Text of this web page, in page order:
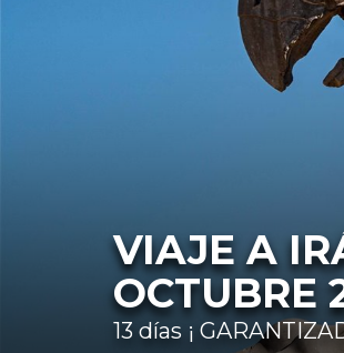
VIAJE A
OCTUBRE
13 días ¡